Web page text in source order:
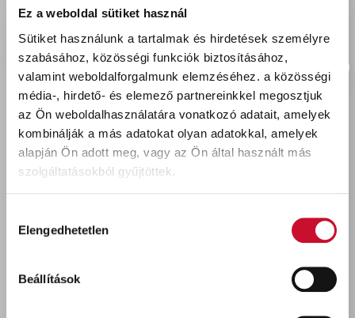
Ez a weboldal sütiket használ
Sütiket használunk a tartalmak és hirdetések személyre
szabásához, közösségi funkciók biztosításához,
valamint weboldalforgalmunk elemzéséhez. a közösségi
média-, hirdető- és elemező partnereinkkel megosztjuk
az Ön weboldalhasználatára vonatkozó adatait, amelyek
kombinálják a más adatokat olyan adatokkal, amelyek
alapján Ön adott meg, vagy az Ön által használt más
szolgáltatásokból gyűjtöttek.
kiválasztása
Elengedhetetlen
Beállítások
Személyes átvétel:
Utoljára megtekintett termékek